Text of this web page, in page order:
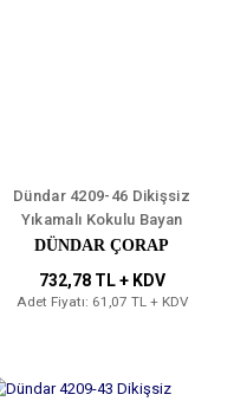
Dündar 4209-46 Dikişsiz
Yıkamalı Kokulu Bayan
Çorap 12'li
DÜNDAR ÇORAP
732,78 TL + KDV
Adet Fiyatı: 61,07 TL + KDV